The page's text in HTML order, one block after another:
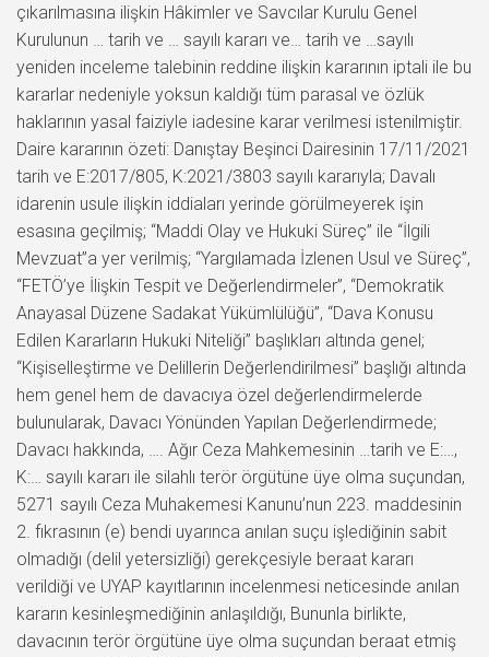
çıkarılmasına ilişkin Hâkimler ve Savcılar Kurulu Genel
Kurulunun … tarih ve … sayılı kararı ve… tarih ve …sayılı
yeniden inceleme talebinin reddine ilişkin kararının iptali ile bu
kararlar nedeniyle yoksun kaldığı tüm parasal ve özlük
haklarının yasal faiziyle iadesine karar verilmesi istenilmiştir.
Daire kararının özeti: Danıştay Beşinci Dairesinin 17/11/2021
tarih ve E:2017/805, K:2021/3803 sayılı kararıyla; Davalı
idarenin usule ilişkin iddiaları yerinde görülmeyerek işin
esasına geçilmiş; “Maddi Olay ve Hukuki Süreç” ile “İlgili
Mevzuat”a yer verilmiş; “Yargılamada İzlenen Usul ve Süreç”,
“FETÖ’ye İlişkin Tespit ve Değerlendirmeler”, “Demokratik
Anayasal Düzene Sadakat Yükümlülüğü”, “Dava Konusu
Edilen Kararların Hukuki Niteliği” başlıkları altında genel;
“Kişiselleştirme ve Delillerin Değerlendirilmesi” başlığı altında
hem genel hem de davacıya özel değerlendirmelerde
bulunularak, Davacı Yönünden Yapılan Değerlendirmede;
Davacı hakkında, …. Ağır Ceza Mahkemesinin …tarih ve E:…,
K:… sayılı kararı ile silahlı terör örgütüne üye olma suçundan,
5271 sayılı Ceza Muhakemesi Kanunu’nun 223. maddesinin
2. fıkrasının (e) bendi uyarınca anılan suçu işlediğinin sabit
olmadığı (delil yetersizliği) gerekçesiyle beraat kararı
verildiği ve UYAP kayıtlarının incelenmesi neticesinde anılan
kararın kesinleşmediğinin anlaşıldığı, Bununla birlikte,
davacının terör örgütüne üye olma suçundan beraat etmiş